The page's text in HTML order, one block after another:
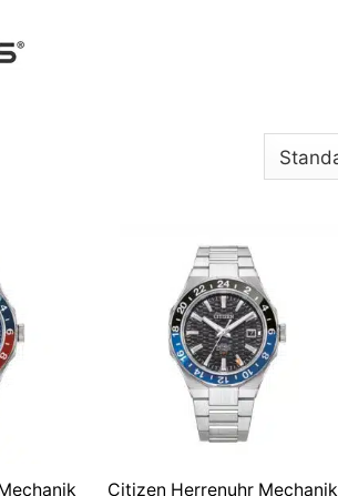
Citizen Herrenuhr Mechanik